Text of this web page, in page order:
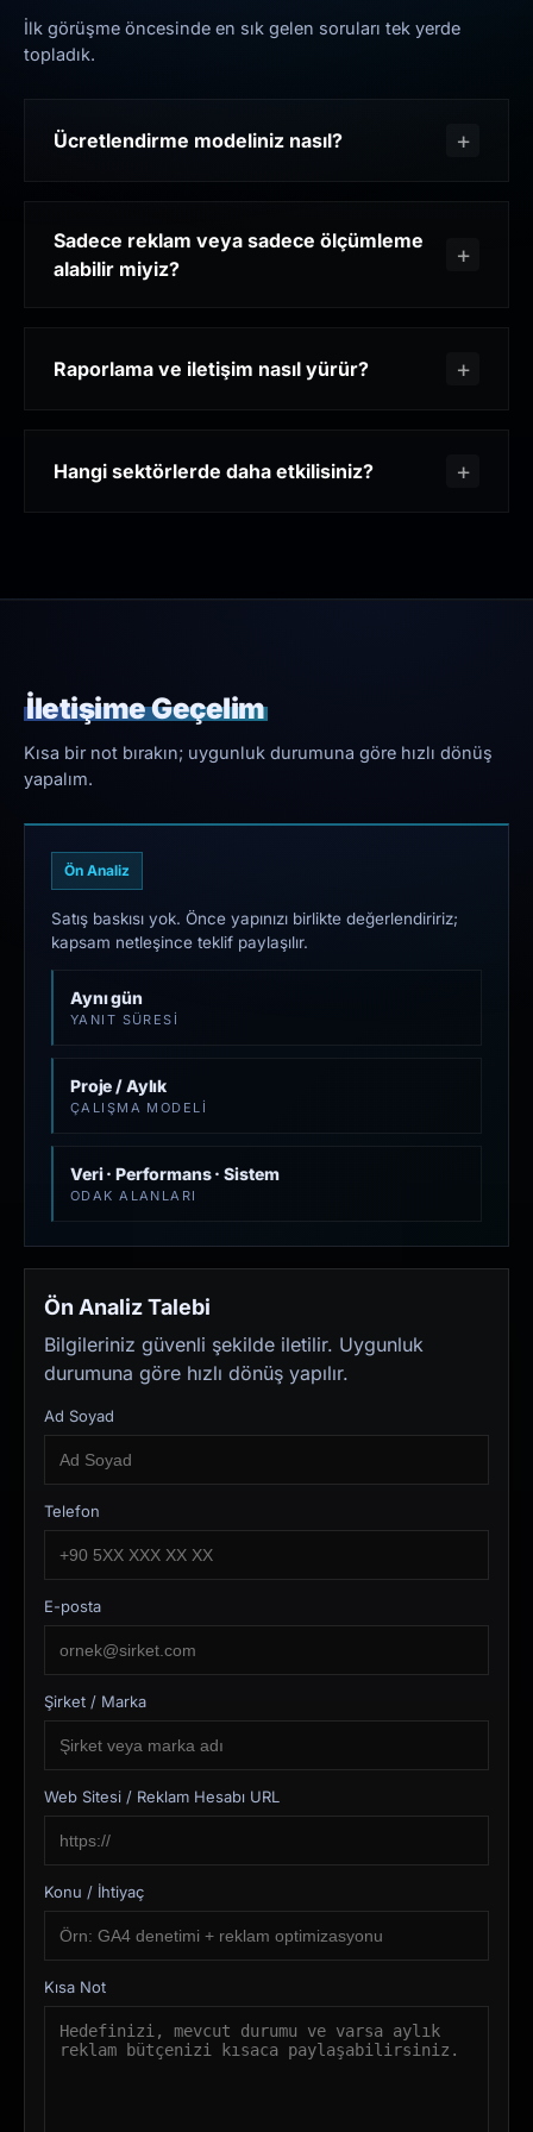
İlk görüşme öncesinde en sık gelen soruları tek yerde
topladık.
Ücretlendirme modeliniz nasıl?
Sadece reklam veya sadece ölçümleme
alabilir miyiz?
Raporlama ve iletişim nasıl yürür?
Hangi sektörlerde daha etkilisiniz?
İletişime Geçelim
Kısa bir not bırakın; uygunluk durumuna göre hızlı dönüş
yapalım.
Ön Analiz
Satış baskısı yok. Önce yapınızı birlikte değerlendiririz;
kapsam netleşince teklif paylaşılır.
Aynı gün
YANIT SÜRESI
Proje / Aylık
ÇALIŞMA MODELI
Veri · Performans · Sistem
ODAK ALANLARI
Ön Analiz Talebi
Bilgileriniz güvenli şekilde iletilir. Uygunluk
durumuna göre hızlı dönüş yapılır.
Ad Soyad
Telefon
E-posta
Şirket / Marka
Web Sitesi / Reklam Hesabı URL
Konu / İhtiyaç
Kısa Not